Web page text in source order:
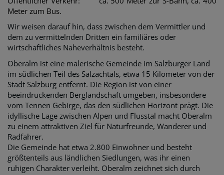
Meter zum Bus.
Wir weisen darauf hin, dass zwischen dem Vermittler und
dem zu vermittelnden Dritten ein familiäres oder
wirtschaftliches Naheverhältnis besteht.
Oberalm ist eine malerische Gemeinde im Salzburger Land
im südlichen Teil des Salzachtals, etwa 15 Kilometer von der
Stadt Salzburg entfernt. Die Region ist von einer
beeindruckenden Berglandschaft umgeben, insbesondere
vom Tennen Gebirge, das den südlichen Horizont prägt. Die
idyllische Lage zwischen Alpen und Flusstal macht Oberalm
zu einem attraktiven Ziel für Naturfreunde, Wanderer und
Radfahrer.
Die Gemeinde hat etwa 2.800 Einwohner und besteht
größtenteils aus ländlichen Siedlungen, was ihr einen
ruhigen Charakter verleiht. Oberalm zeichnet sich durch